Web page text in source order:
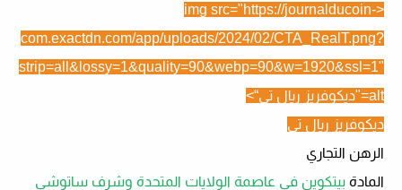
<img src="https://journalducoin-
com.exactdn.com/app/uploads/2024/02/CTA_RealT.png?
strip=all&lossy=1&quality=90&webp=90&w=1920&ssl=1"
alt="
ديكوفريز ريال تي“>
ديكوفريز ريال تي
الرهن التجاري
المادة بيتكوين في عاصمة الولايات المتحدة وشرف ساتوشي